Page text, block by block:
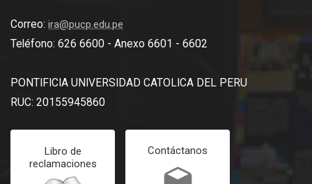
Correo: ira@pucp.edu.pe
Teléfono: 626 6600 - Anexo 6601 - 6602
PONTIFICIA UNIVERSIDAD CATOLICA DEL PERU
RUC: 20155945860
Libro de
reclamaciones
Contáctanos